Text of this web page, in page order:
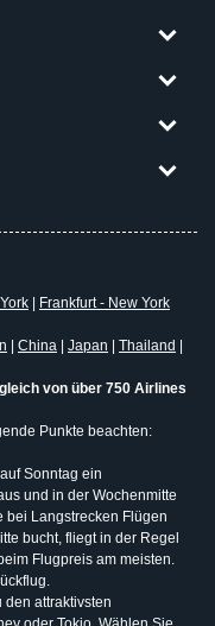
Frankfurt - New York
China Japan Thailand
von über 750 Airlines
Punkte beachten:
Sonntag ein
und in der Wochenmitte
bei Langstrecken Flügen
bucht, fliegt in der Regel
Flugpreis am meisten.
den attraktivsten